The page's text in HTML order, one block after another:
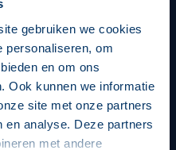
gebruiken we cookies
personaliseren, om
en om ons
Ook kunnen we informatie
site met onze partners
en analyse. Deze partners
met andere